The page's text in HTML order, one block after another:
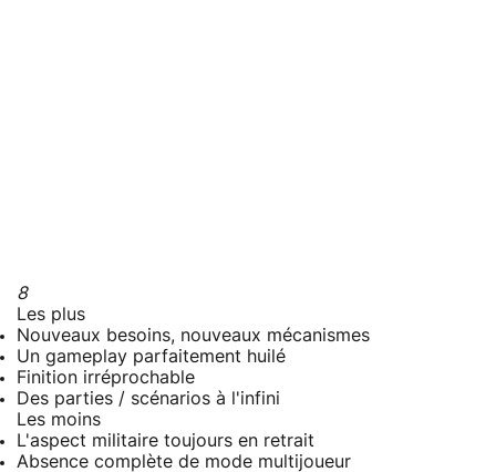
8
Les plus
Nouveaux besoins, nouveaux mécanismes
Un gameplay parfaitement huilé
Finition irréprochable
Des parties / scénarios à l'infini
Les moins
L'aspect militaire toujours en retrait
Absence complète de mode multijoueur